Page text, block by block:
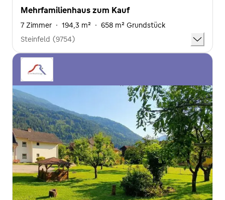
Mehrfamilienhaus zum Kauf
7 Zimmer · 194,3 m² · 658 m² Grundstück
Steinfeld (9754)